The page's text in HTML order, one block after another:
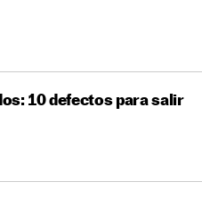
10 defectos para salir